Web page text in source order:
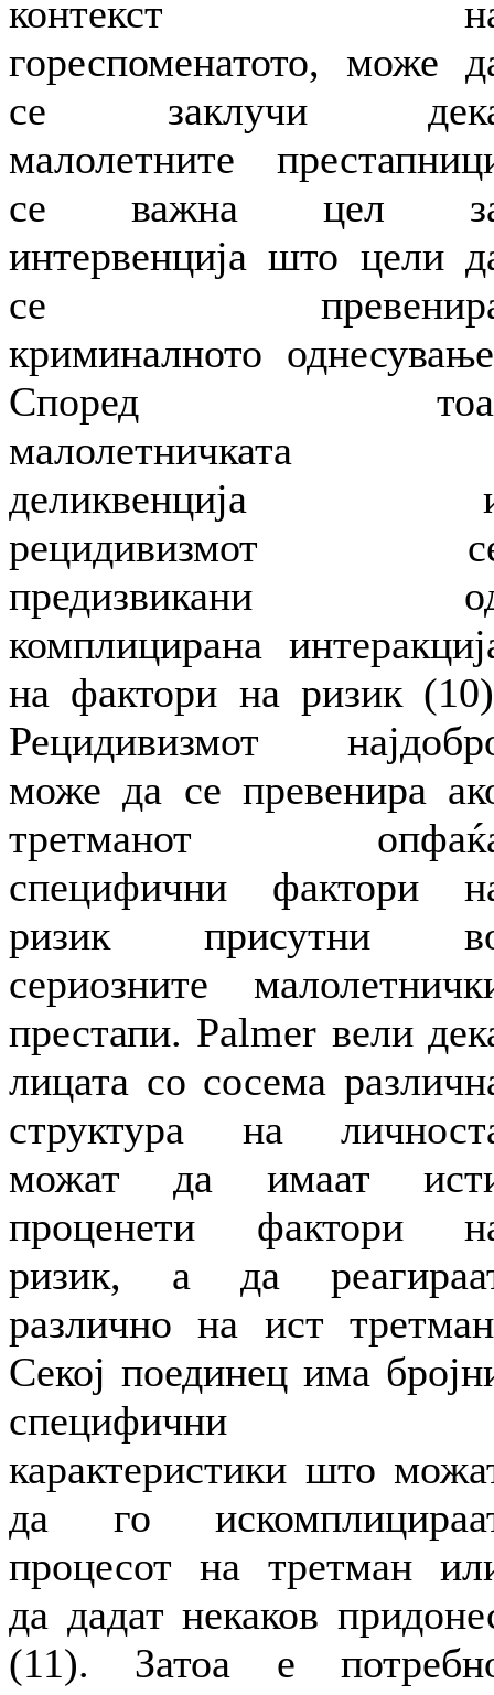
контекст
гореспоменатото, може
се заклучи
малолетните
се важна цел
интервенција што цели
се
криминалното
Според
малолетничката
деликвенција
рецидивизмот
предизвикани
комплицирана
на фактори на ризик
Рецидивизмот
може да се превенира
третманот
специфични фактори
ризик присутни
сериозните
престапи. Palmer вели
лицата со сосема
структура на
можат да имаат
проценети фактори
ризик, а да
различно на ист
Секој поединец има
специфични
карактеристики што
да го
процесот на третман
да дадат некаков
(11). Затоа е